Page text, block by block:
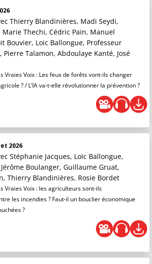
Thierry Blandinières, Madi Seydi,
Marie Thechi, Cédric Pain, Manuel
Bouvier, Loic Ballongue, Professeur
Pierre Talamon, Abdoulaye Kanté, José
Vraies Voix : Les feux de forêts vont-ils changer
? / L’IA va-t-elle révolutionner la prévention ?
2026
Stéphanie Jacques, Loïc Ballongue,
Boulanger, Guillaume Gruat,
Thierry Blandinières, Rosie Bordet
Vraies Voix : les agriculteurs sont-ils
les incendies ? Faut-il un bouclier économique
?